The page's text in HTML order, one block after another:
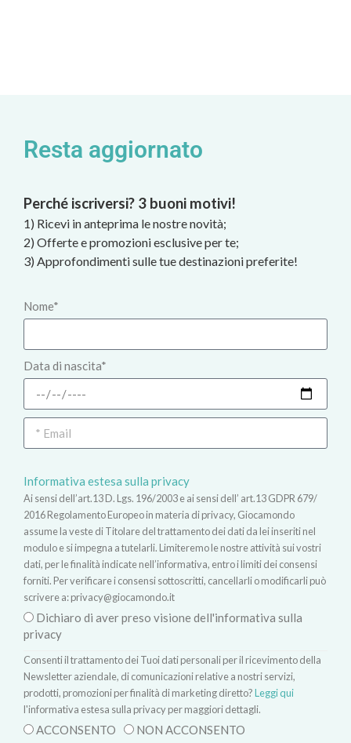
Resta aggiornato
Perché iscriversi? 3 buoni motivi!
1) Ricevi in anteprima le nostre novità;
2) Offerte e promozioni esclusive per te;
3) Approfondimenti sulle tue destinazioni preferite!
Nome*
Data di nascita*
Informativa estesa sulla privacy
Ai sensi dell’art.13 D. Lgs. 196/2003 e ai sensi dell’ art.13 GDPR 679/
2016 Regolamento Europeo in materia di privacy, Giocamondo
assume la veste di Titolare del trattamento dei dati da lei inseriti nel
modulo e si impegna a tutelarli. Limiteremo le nostre attività sui vostri
dati, per le finalità indicate nell’informativa, entro i limiti dei consensi
forniti. Per verificare i consensi sottoscritti, cancellarli o modificarli può
scrivere a:privacy@giocamondo.it
Dichiaro di aver preso visione dell'informativa sulla
privacy
Consenti il trattamento dei Tuoi dati personali per il ricevimento della
Newsletter aziendale, di comunicazioni relative a nostri servizi,
prodotti, promozioni per finalità di marketing diretto?Leggi qui
l'informativa estesa sulla privacy per maggiori dettagli.
ACCONSENTO NON ACCONSENTO